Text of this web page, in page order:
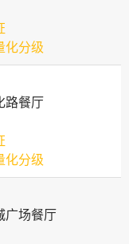
化分级
路餐厅
化分级
广场餐厅